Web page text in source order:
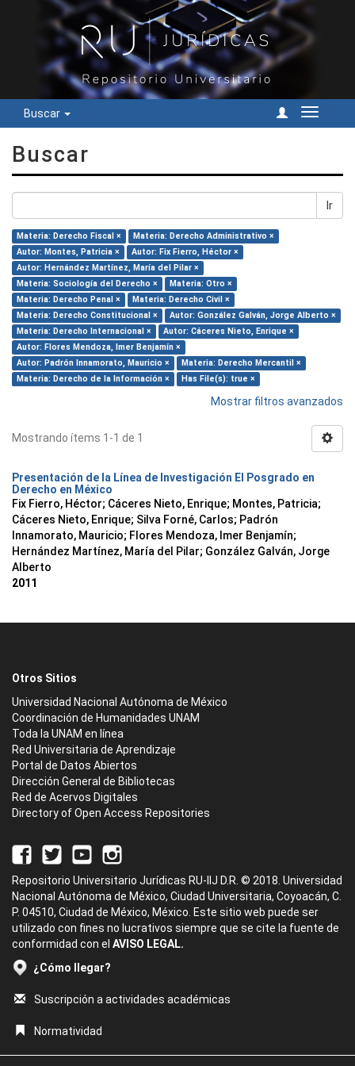
Buscar
Cambiar
Buscar
Ir
Materia: Derecho Fiscal ×
Materia: Derecho Administrativo ×
Autor: Montes, Patricia ×
Autor: Fix Fierro, Héctor ×
Autor: Hernández Martínez, María del Pilar ×
Materia: Sociología del Derecho ×
Materia: Otro ×
Materia: Derecho Penal ×
Materia: Derecho Civil ×
Materia: Derecho Constitucional ×
Autor: González Galván, Jorge Alberto ×
Materia: Derecho Internacional ×
Autor: Cáceres Nieto, Enrique ×
Autor: Flores Mendoza, Imer Benjamín ×
Autor: Padrón Innamorato, Mauricio ×
Materia: Derecho Mercantil ×
Materia: Derecho de la Información ×
Has File(s): true ×
Mostrar filtros avanzados
Mostrando ítems 1-1 de 1
Presentación de la Línea de Investigación El Posgrado en
Derecho en México
Fix Fierro, Héctor; Cáceres Nieto, Enrique; Montes, Patricia;
Cáceres Nieto, Enrique; Silva Forné, Carlos; Padrón
Innamorato, Mauricio; Flores Mendoza, Imer Benjamín;
Hernández Martínez, María del Pilar; González Galván, Jorge
Alberto
2011
Otros Sitios
Universidad Nacional Autónoma de México
Coordinación de Humanidades UNAM
Toda la UNAM en línea
Red Universitaria de Aprendizaje
Portal de Datos Abiertos
Dirección General de Bibliotecas
Red de Acervos Digitales
Directory of Open Access Repositories
Repositorio Universitario Jurídicas RU-IIJ D.R. © 2018. Universidad
Nacional Autónoma de México, Ciudad Universitaria, Coyoacán, C.
P. 04510, Ciudad de México, México. Este sitio web puede ser
utilizado con fines no lucrativos siempre que se cite la fuente de
conformidad con el AVISO LEGAL.
¿Cómo llegar?
Suscripción a actividades académicas
Normatividad